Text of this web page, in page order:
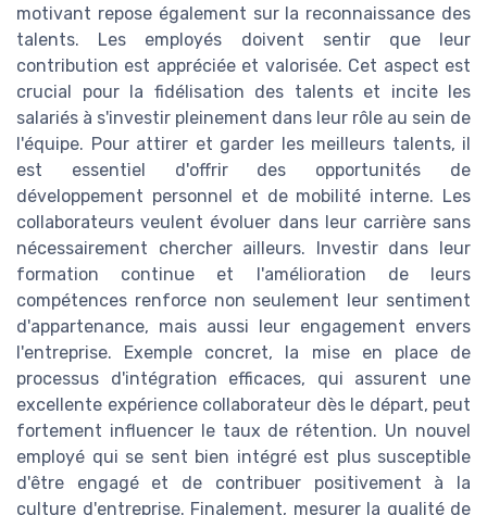
motivant repose également sur la reconnaissance des
talents. Les employés doivent sentir que leur
contribution est appréciée et valorisée. Cet aspect est
crucial pour la fidélisation des talents et incite les
salariés à s'investir pleinement dans leur rôle au sein de
l'équipe. Pour attirer et garder les meilleurs talents, il
est essentiel d'offrir des opportunités de
développement personnel et de mobilité interne. Les
collaborateurs veulent évoluer dans leur carrière sans
nécessairement chercher ailleurs. Investir dans leur
formation continue et l'amélioration de leurs
compétences renforce non seulement leur sentiment
d'appartenance, mais aussi leur engagement envers
l'entreprise. Exemple concret, la mise en place de
processus d'intégration efficaces, qui assurent une
excellente expérience collaborateur dès le départ, peut
fortement influencer le taux de rétention. Un nouvel
employé qui se sent bien intégré est plus susceptible
d'être engagé et de contribuer positivement à la
culture d'entreprise. Finalement, mesurer la qualité de